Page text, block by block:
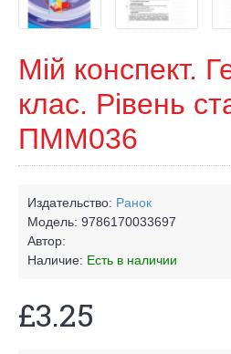
Мій конспект.
клас. Рівень
ПММ036
Издательство: Ранок
Модель: 9786170033697
Автор:
Наличие: Есть в наличии
£3.25